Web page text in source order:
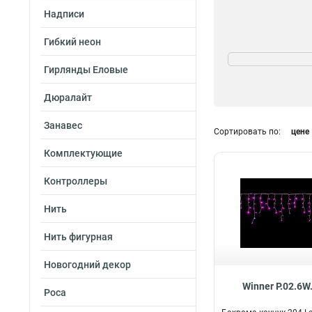
Надписи
Гибкий неон
Гирлянды Еловые
Дюралайт
Занавес
Комплектующие
Контроллеры
Нить
Нить фигурная
Новогодний декор
Роса
для улицы 43
да
нет 24
Сортировать по: цене
Winner